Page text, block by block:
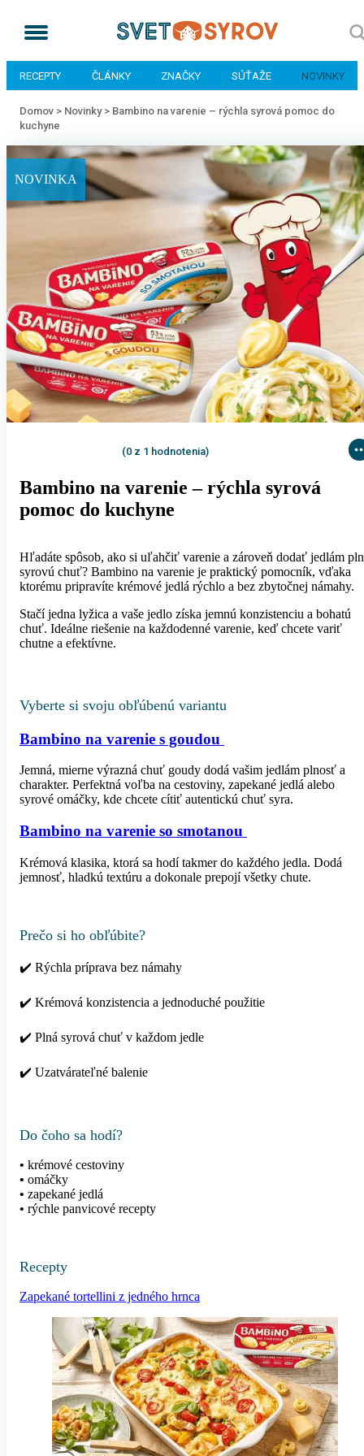
RECEPTY ČLÁNKY ZNAČKY SÚŤAŽE NOVINKY
Domov > Novinky > Bambino na varenie – rýchla syrová pomoc do
kuchyne
NOVINKA
(0 z 1 hodnotenia)
Bambino na varenie – rýchla syrová
pomoc do kuchyne
Hľadáte spôsob, ako si uľahčiť varenie a zároveň dodať jedlám
syrovú chuť? Bambino na varenie je praktický pomocník, vďaka
ktorému pripravíte krémové jedlá rýchlo a bez zbytočnej námahy.
Stačí jedna lyžica a vaše jedlo získa jemnú konzistenciu a bohatú
chuť. Ideálne riešenie na každodenné varenie, keď chcete variť
chutne a efektívne.
Vyberte si svoju obľúbenú variantu
Bambino na varenie s goudou
Jemná, mierne výrazná chuť goudy dodá vašim jedlám plnosť a
charakter. Perfektná voľba na cestoviny, zapekané jedlá alebo
syrové omáčky, kde chcete cítiť autentickú chuť syra.
Bambino na varenie so smotanou
Krémová klasika, ktorá sa hodí takmer do každého jedla. Dodá
jemnosť, hladkú textúru a dokonale prepojí všetky chute.
Prečo si ho obľúbite?
✔️ Rýchla príprava bez námahy
✔️ Krémová konzistencia a jednoduché použitie
✔️ Plná syrová chuť v každom jedle
✔️ Uzatvárateľné balenie
Do čoho sa hodí?
• krémové cestoviny
• omáčky
• zapekané jedlá
• rýchle panvicové recepty
Recepty
Zapekané tortellini z jedného hrnca